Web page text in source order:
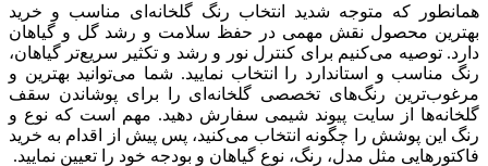
همانطور که متوجه شدید انتخاب رنگ گلخانه‌ای مناسب و خرید
بهترین محصول نقش مهمی در حفظ سلامت و رشد گل و گیاهان
دارد. توصیه می‌کنیم برای کنترل نور و رشد و تکثیر سریع‌تر گیاهان،
رنگ مناسب و استاندارد را انتخاب نمایید. شما می‌توانید بهترین و
مرغوب‌ترین رنگ‌های تخصصی گلخانه‌ای را برای پوشاندن سقف
گلخانه‌ها از سایت پیوند شیمی سفارش دهید. مهم است که نوع و
رنگ این پوشش را چگونه انتخاب می‌کنید، پس پیش از اقدام به خرید
فاکتورهایی مثل مدل، رنگ، نوع گیاهان و بودجه خود را تعیین نمایید.